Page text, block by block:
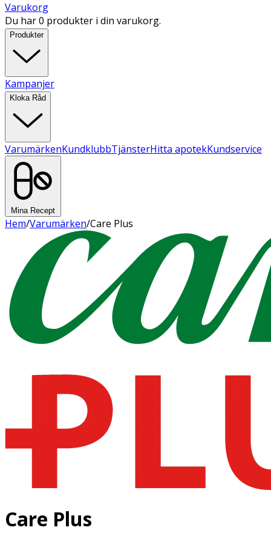
Varukorg
Du har 0 produkter i din varukorg.
Produkter
Kampanjer
Kloka Råd
VarumärkenKundklubbTjänsterHitta apotekKundservice
Mina Recept
Hem/Varumärken/Care Plus
Care Plus